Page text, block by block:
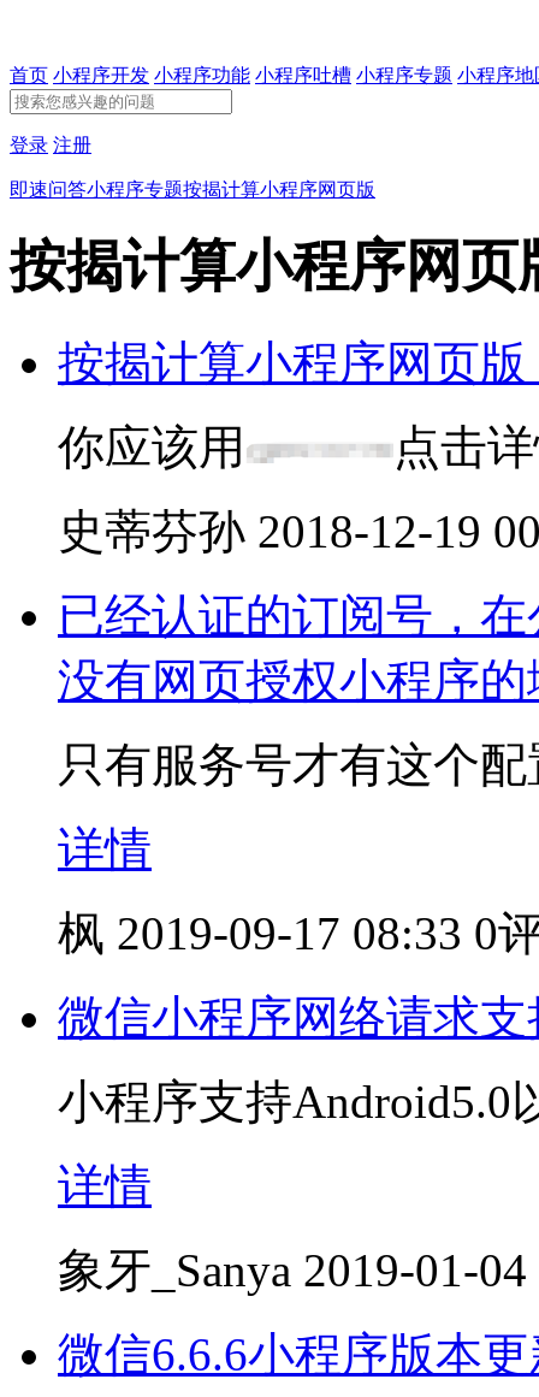
首页 小程序开发 小程序功能 小程序吐槽 小程序专题 小程序地
登录 注册
即速问答小程序专题按揭计算小程序网页版
按揭计算小程序网页
按揭计算小程序网页版
你应该用
点击
史蒂芬孙 2018-12-19
已经认证的订阅号，
没有网页授权小程序
只有服务号才有这个配
详情
枫 2019-09-17 08:33 0
微信小程序网络请求
小程序支持Android5.0
详情
象牙_Sanya 2019-01-
微信6.6.6小程序版本